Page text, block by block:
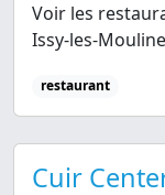
Voir les
Issy-les-
restaurant
Cuir